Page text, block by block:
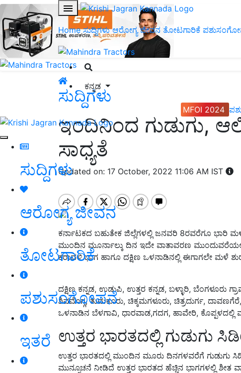
Home ಸುದ್ದಿಗಳು ಆರೋಗ್ಯ ಜೀವನ ತೋಟಗಾರಿಕೆ
ಕನ್ನಡ
MFOI 2024
ಸುದ್ದಿಗಳು
ಆರೋಗ್ಯ ಜೀವನ
ತೋಟಗಾರಿಕೆ
ಪಶುಸಂಗೋಪನೆ
ಇತರೆ
ಸುದ್ದಿಗಳು
ಇಂದಿನಿಂದ ಗುಡುಗು,
ಸಾಧ್ಯತೆ
Updated on: 17 October, 2022 11:06 AM IST
ಕರ್ನಾಟಕದ ಬಹುತೇಕ ಜಿಲ್ಲೆಗಳಲ್ಲಿ ಜನವರಿ 8ರವರೆಗೂ ಭಾರಿ
ಮುಂದಿನ ಮೂರ್ನಾಲ್ಕು ದಿನ ಇದೇ ವಾತಾವರಣ
ಕರಾವಳಿ ಭಾಗ ಹಾಗೂ ದಕ್ಷಿಣ ಒಳನಾಡಿನಲ್ಲಿ ಈಗಾಗಲೇ ಮಳೆ
ದಕ್ಷಿಣ ಕನ್ನಡ, ಉಡುಪಿ, ಉತ್ತರ ಕನ್ನಡ, ಬಳ್ಳಾರಿ, ಬೆಂಗಳೂರು
ಶಿವಮೊಗ್ಗ, ತುಮಕೂರು, ಚಿಕ್ಕಮಗಳೂರು, ಚಿತ್ರದುರ್ಗ,
ಒಳನಾಡಿನ ಬೆಳಗಾವಿ, ಧಾರವಾಡ,ಗದಗ, ಹಾವೇರಿ,
ಉತ್ತರ ಭಾರತದಲ್ಲಿ ಗುಡುಗು
ಉತ್ತರ ಭಾರತದಲ್ಲಿ ಮುಂದಿನ ಮೂರು ದಿನಗಳವರೆಗೆ
ಮುನ್ಸೂಚನೆ ನೀಡಿದೆ ಉತ್ತರ ಭಾರತದ ಹೆಚ್ಚಿನ ಭಾಗಗಳಲ್ಲಿ